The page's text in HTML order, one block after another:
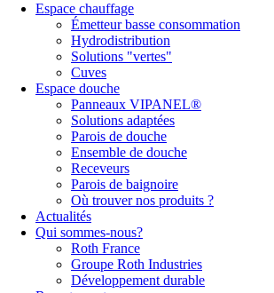
Espace chauffage
Émetteur basse consommation
Hydrodistribution
Solutions "vertes"
Cuves
Espace douche
Panneaux VIPANEL®
Solutions adaptées
Parois de douche
Ensemble de douche
Receveurs
Parois de baignoire
Où trouver nos produits ?
Actualités
Qui sommes-nous?
Roth France
Groupe Roth Industries
Développement durable